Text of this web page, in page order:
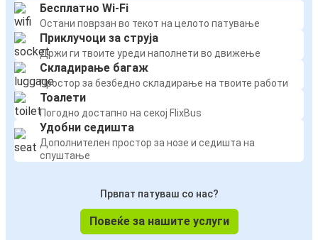
Бесплатно Wi-Fi
Остани поврзан во текот на целото патување
Приклучоци за струја
Држи ги твоите уреди наполнети во движење
Складирање багаж
Простор за безбедно складирање на твоите работи
Тоалети
Погодно достапно на секој FlixBus
Удобни седишта
Дополнителен простор за нозе и седишта на
спуштање
Првпат патуваш со нас?
Повеќе за нашите услуги